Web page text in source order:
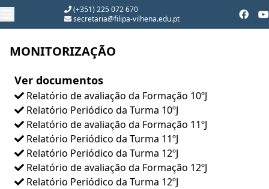
(+351) 225 072 670
secretaria@filipa-vilhena.edu.pt
MONITORIZAÇÃO
Ver documentos
Relatório de avaliação da Formação 10ºJ
Relatório Periódico da Turma 10ºJ
Relatório de avaliação da Formação 11ºJ
Relatório Periódico da Turma 11ºJ
Relatório Periódico da Turma 12ºJ
Relatório de avaliação da Formação 12ºJ
Relatório Periódico da Turma 12ºJ